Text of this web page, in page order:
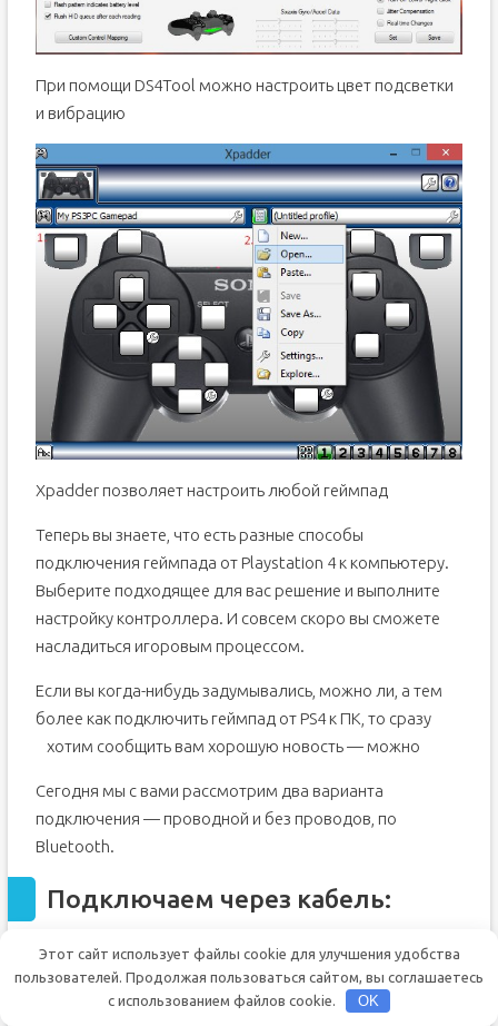
При помощи DS4Tool можно настроить цвет подсветки
и вибрацию
Xpadder позволяет настроить любой геймпад
Теперь вы знаете, что есть разные способы
подключения геймпада от Playstation 4 к компьютеру.
Выберите подходящее для вас решение и выполните
настройку контроллера. И совсем скоро вы сможете
насладиться игоровым процессом.
Если вы когда-нибудь задумывались, можно ли, а тем
более как подключить геймпад от PS4 к ПК, то сразу
хотим сообщить вам хорошую новость — можно
Сегодня мы с вами рассмотрим два варианта
подключения — проводной и без проводов, по
Bluetooth.
Подключаем через кабель:
Тут все предельно просто — подключаем геймпад
(джойстик) к компьютеру с помощью кабеля, идущего в
комплекте с приставкой. Да да, это тот самый кабель,
Этот сайт использует файлы cookie для улучшения удобства
пользователей. Продолжая пользоваться сайтом, вы соглашаетесь
с использованием файлов cookie.
OK